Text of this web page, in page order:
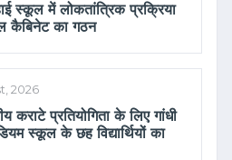
स्कूल में लोकतांत्रिक प्रक्रिया
कैबिनेट का गठन
2026
कराटे प्रतियोगिता के लिए गांधी
स्कूल के छह विद्यार्थियों का